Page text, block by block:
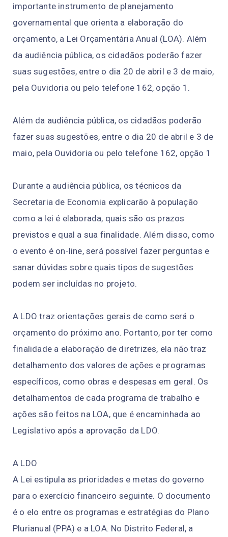
importante instrumento de planejamento
governamental que orienta a elaboração do
orçamento, a Lei Orçamentária Anual (LOA). Além
da audiência pública, os cidadãos poderão fazer
suas sugestões, entre o dia 20 de abril e 3 de maio,
pela Ouvidoria ou pelo telefone 162, opção 1.
Além da audiência pública, os cidadãos poderão
fazer suas sugestões, entre o dia 20 de abril e 3 de
maio, pela Ouvidoria ou pelo telefone 162, opção 1
Durante a audiência pública, os técnicos da
Secretaria de Economia explicarão à população
como a lei é elaborada, quais são os prazos
previstos e qual a sua finalidade. Além disso, como
o evento é on-line, será possível fazer perguntas e
sanar dúvidas sobre quais tipos de sugestões
podem ser incluídas no projeto.
A LDO traz orientações gerais de como será o
orçamento do próximo ano. Portanto, por ter como
finalidade a elaboração de diretrizes, ela não traz
detalhamento dos valores de ações e programas
específicos, como obras e despesas em geral. Os
detalhamentos de cada programa de trabalho e
ações são feitos na LOA, que é encaminhada ao
Legislativo após a aprovação da LDO.
A LDO
A Lei estipula as prioridades e metas do governo
para o exercício financeiro seguinte. O documento
é o elo entre os programas e estratégias do Plano
Plurianual (PPA) e a LOA. No Distrito Federal, a